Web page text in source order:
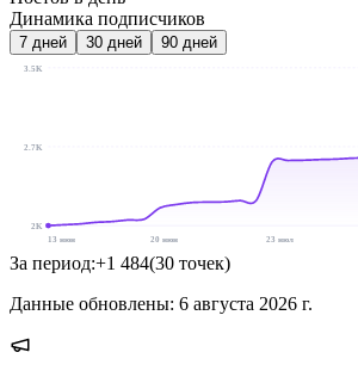
Динамика подписчиков
7 дней 30 дней 90 дней
3.5K
2.7K
2K
13 июн
20 июн 23 июл
За период:+1 484(30 точек)
Данные обновлены: 6 августа 2026 г.